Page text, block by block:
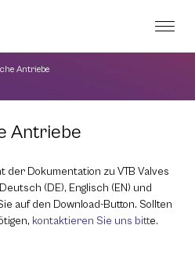
Antriebe
Antriebe
der Dokumentation zu VTB Valves
(DE), Englisch (EN) und
auf den Download-Button. Sollten
kontaktieren Sie uns bitte.